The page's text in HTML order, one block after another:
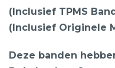
(Inclusief TPMS
(Inclusief Originele
Deze banden